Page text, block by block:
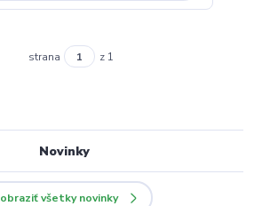
strana z 1
Novinky
všetky novinky